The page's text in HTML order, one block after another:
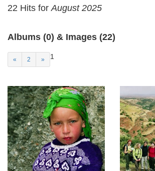
22 Hits for August 2025
Albums (0) & Images (22)
« 1
2 »